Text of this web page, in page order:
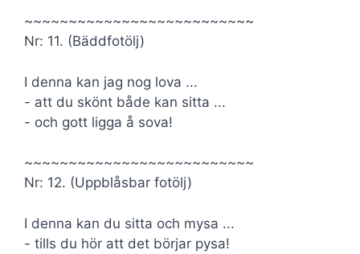
~~~~~~~~~~~~~~~~~~~~~~~~~~
Nr: 11. (Bäddfotölj)
I denna kan jag nog lova ...
- att du skönt både kan sitta ...
- och gott ligga å sova!
~~~~~~~~~~~~~~~~~~~~~~~~~~
Nr: 12. (Uppblåsbar fotölj)
I denna kan du sitta och mysa ...
- tills du hör att det börjar pysa!